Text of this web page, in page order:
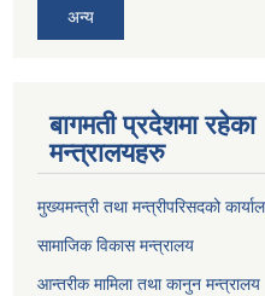
अन्य
बागमती प्रदेशमा रहेका
मन्त्रालयहरु
मुख्यमन्त्री तथा मन्त्रीपरिसदको
सामाजिक विकास मन्त्रालय
आन्तरीक मामिला तथा कानुन मन्त्रालय